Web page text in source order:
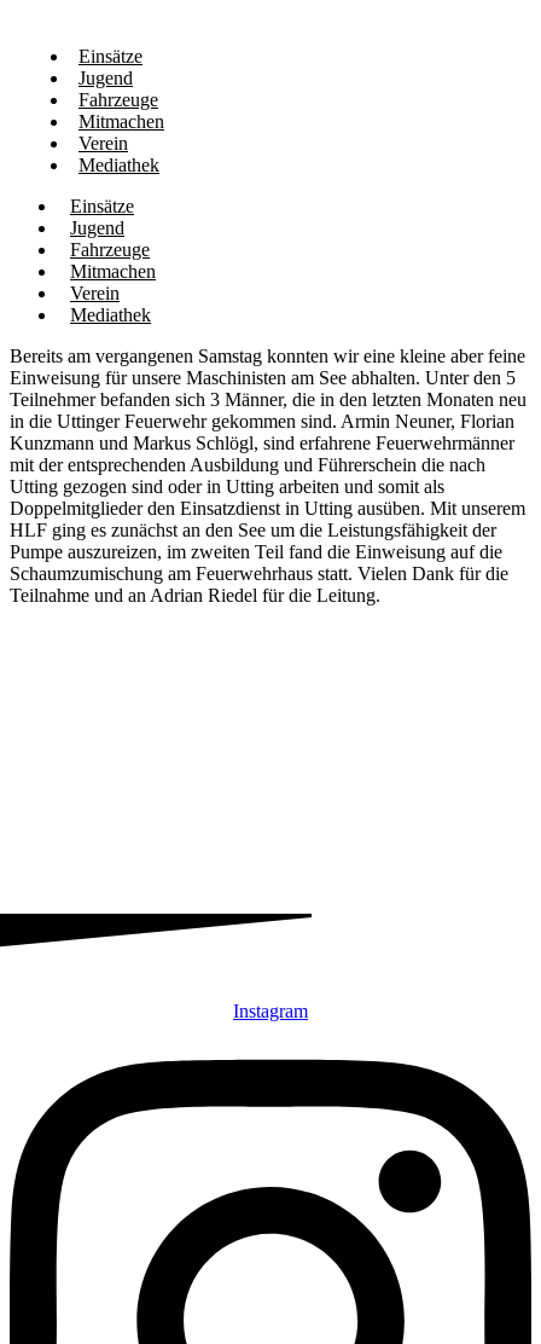
Einsätze
Jugend
Fahrzeuge
Mitmachen
Verein
Mediathek
Einsätze
Jugend
Fahrzeuge
Mitmachen
Verein
Mediathek
Bereits am vergangenen Samstag konnten wir eine kleine aber feine
Einweisung für unsere Maschinisten am See abhalten. Unter den 5
Teilnehmer befanden sich 3 Männer, die in den letzten Monaten neu
in die Uttinger Feuerwehr gekommen sind. Armin Neuner, Florian
Kunzmann und Markus Schlögl, sind erfahrene Feuerwehrmänner
mit der entsprechenden Ausbildung und Führerschein die nach
Utting gezogen sind oder in Utting arbeiten und somit als
Doppelmitglieder den Einsatzdienst in Utting ausüben. Mit unserem
HLF ging es zunächst an den See um die Leistungsfähigkeit der
Pumpe auszureizen, im zweiten Teil fand die Einweisung auf die
Schaumzumischung am Feuerwehrhaus statt. Vielen Dank für die
Teilnahme und an Adrian Riedel für die Leitung.
Instagram